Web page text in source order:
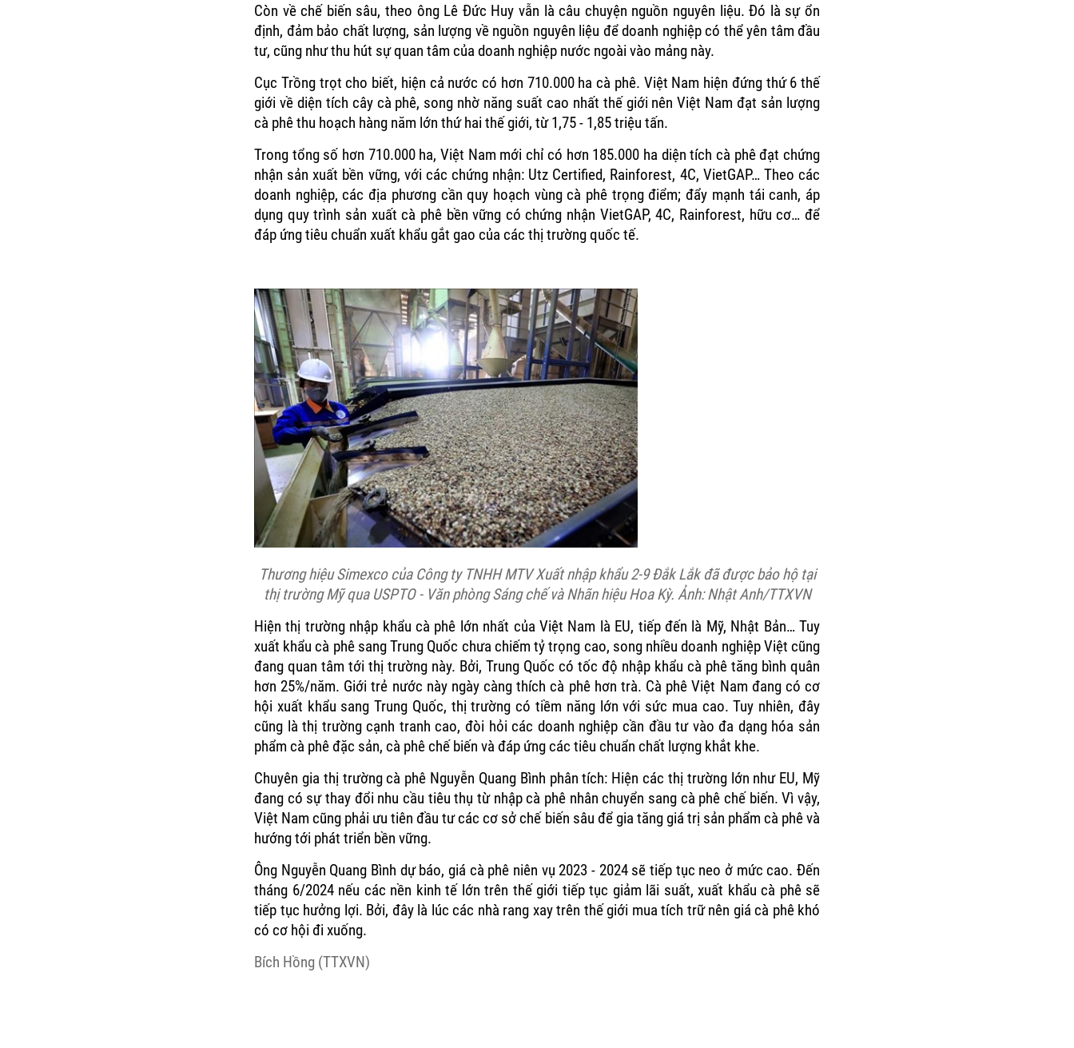
Còn về chế biến sâu, theo ông Lê Đức Huy vẫn là câu chuyện nguồn nguyên liệu. Đó là sự ổn
định, đảm bảo chất lượng, sản lượng về nguồn nguyên liệu để doanh nghiệp có thể yên tâm đầu
tư, cũng như thu hút sự quan tâm của doanh nghiệp nước ngoài vào mảng này.
Cục Trồng trọt cho biết, hiện cả nước có hơn 710.000 ha cà phê. Việt Nam hiện đứng thứ 6 thế
giới về diện tích cây cà phê, song nhờ năng suất cao nhất thế giới nên Việt Nam đạt sản lượng
cà phê thu hoạch hàng năm lớn thứ hai thế giới, từ 1,75 - 1,85 triệu tấn.
Trong tổng số hơn 710.000 ha, Việt Nam mới chỉ có hơn 185.000 ha diện tích cà phê đạt chứng
nhận sản xuất bền vững, với các chứng nhận: Utz Certified, Rainforest, 4C, VietGAP… Theo các
doanh nghiệp, các địa phương cần quy hoạch vùng cà phê trọng điểm; đẩy mạnh tái canh, áp
dụng quy trình sản xuất cà phê bền vững có chứng nhận VietGAP, 4C, Rainforest, hữu cơ… để
đáp ứng tiêu chuẩn xuất khẩu gắt gao của các thị trường quốc tế.
Thương hiệu Simexco của Công ty TNHH MTV Xuất nhập khẩu 2-9 Đắk Lắk đã được bảo hộ tại
thị trường Mỹ qua USPTO - Văn phòng Sáng chế và Nhãn hiệu Hoa Kỳ. Ảnh: Nhật Anh/TTXVN
Hiện thị trường nhập khẩu cà phê lớn nhất của Việt Nam là EU, tiếp đến là Mỹ, Nhật Bản… Tuy
xuất khẩu cà phê sang Trung Quốc chưa chiếm tỷ trọng cao, song nhiều doanh nghiệp Việt cũng
đang quan tâm tới thị trường này. Bởi, Trung Quốc có tốc độ nhập khẩu cà phê tăng bình quân
hơn 25%/năm. Giới trẻ nước này ngày càng thích cà phê hơn trà. Cà phê Việt Nam đang có cơ
hội xuất khẩu sang Trung Quốc, thị trường có tiềm năng lớn với sức mua cao. Tuy nhiên, đây
cũng là thị trường cạnh tranh cao, đòi hỏi các doanh nghiệp cần đầu tư vào đa dạng hóa sản
phẩm cà phê đặc sản, cà phê chế biến và đáp ứng các tiêu chuẩn chất lượng khắt khe.
Chuyên gia thị trường cà phê Nguyễn Quang Bình phân tích: Hiện các thị trường lớn như EU, Mỹ
đang có sự thay đổi nhu cầu tiêu thụ từ nhập cà phê nhân chuyển sang cà phê chế biến. Vì vậy,
Việt Nam cũng phải ưu tiên đầu tư các cơ sở chế biến sâu để gia tăng giá trị sản phẩm cà phê và
hướng tới phát triển bền vững.
Ông Nguyễn Quang Bình dự báo, giá cà phê niên vụ 2023 - 2024 sẽ tiếp tục neo ở mức cao. Đến
tháng 6/2024 nếu các nền kinh tế lớn trên thế giới tiếp tục giảm lãi suất, xuất khẩu cà phê sẽ
tiếp tục hưởng lợi. Bởi, đây là lúc các nhà rang xay trên thế giới mua tích trữ nên giá cà phê khó
có cơ hội đi xuống.
Bích Hồng (TTXVN)